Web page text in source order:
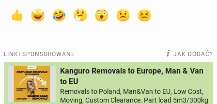
LINKI SPONSOROWANE JAK DODAĆ?
Kanguro Removals to Europe, Man & Van
to EU
Removals to Poland, Man&Van to EU, Low Cost,
Moving, Custom Clearance. Part load 5m3/300kg